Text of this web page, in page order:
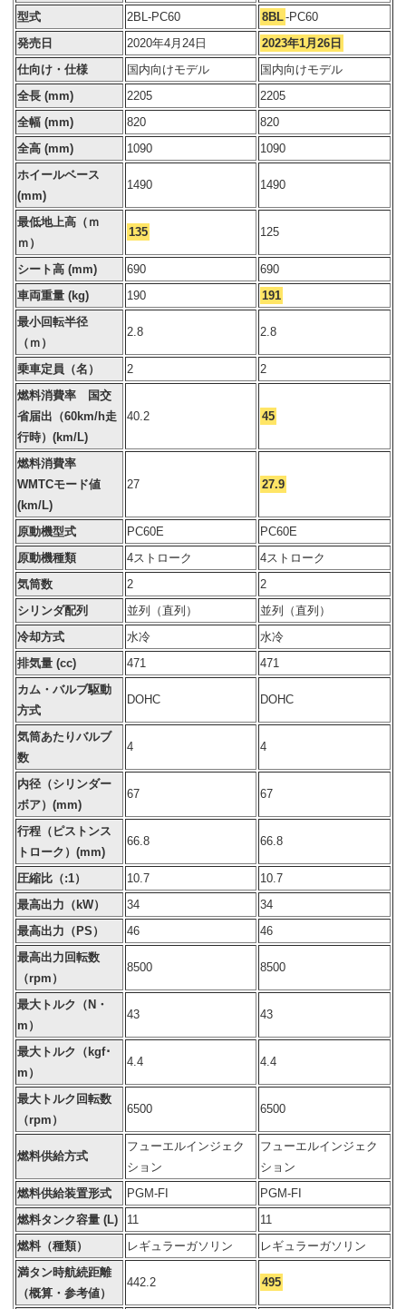
型式 2BL-PC60 8BL-PC60
発売日
2020年4月24日
2023年1月26日
仕向け・仕様
国内向けモデル
国内向けモデル
全長 (mm)
2205
2205
全幅 (mm)
820
820
全高 (mm)
1090
1090
ホイールベース
(mm)
1490 1490
最低地上高（ｍ
ｍ）
135 125
シート高 (mm) 690
690
車両重量 (kg)
190
191
最小回転半径
（ｍ）
2.8 2.8
乗車定員（名） 2
2
燃料消費率 国交
省届出（60km/h走
行時）(km/L)
40.2 45
燃料消費率
WMTCモード値
(km/L)
27 27.9
原動機型式 PC60E
PC60E
原動機種類
4ストローク
4ストローク
気筒数
2
2
シリンダ配列
並列（直列）
並列（直列）
冷却方式
水冷
水冷
排気量 (cc)
471
471
カム・バルブ駆動
方式
DOHC DOHC
気筒あたりバルブ
数
4 4
内径（シリンダー
ボア）(mm)
67 67
行程（ピストンス
トローク）(mm)
66.8 66.8
圧縮比（:1） 10.7
10.7
最高出力（kW）
34
34
最高出力（PS）
46
46
最高出力回転数
（rpm）
8500 8500
最大トルク（N・
m）
43 43
最大トルク（kgf･
m）
4.4 4.4
最大トルク回転数
（rpm）
6500 6500
燃料供給方式
フューエルインジェク
ション
フューエルインジェク
ション
燃料供給装置形式
PGM-FI
PGM-FI
燃料タンク容量 (L)
11
11
燃料（種類）
レギュラーガソリン
レギュラーガソリン
満タン時航続距離
（概算・参考値）
442.2 495